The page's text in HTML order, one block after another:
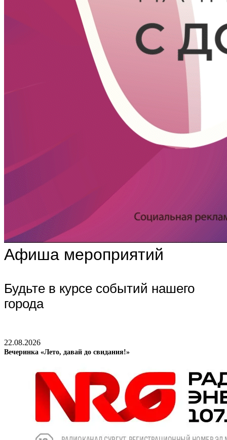
Афиша мероприятий
Будьте в курсе событий нашего
города
22.08.2026
Вечеринка «Лето, давай до свидания!»